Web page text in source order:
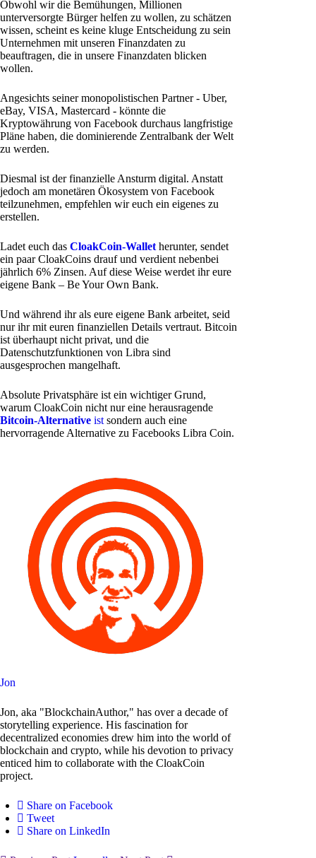
Obwohl wir die Bemühungen, Millionen
unterversorgte Bürger helfen zu wollen, zu schätzen
wissen, scheint es keine kluge Entscheidung zu sein
Unternehmen mit unseren Finanzdaten zu
beauftragen, die in unsere Finanzdaten blicken
wollen.
Angesichts seiner monopolistischen Partner - Uber,
eBay, VISA, Mastercard - könnte die
Kryptowährung von Facebook durchaus langfristige
Pläne haben, die dominierende Zentralbank der Welt
zu werden.
Diesmal ist der finanzielle Ansturm digital. Anstatt
jedoch am monetären Ökosystem von Facebook
teilzunehmen, empfehlen wir euch ein eigenes zu
erstellen.
Ladet euch das CloakCoin-Wallet herunter, sendet
ein paar CloakCoins drauf und verdient nebenbei
jährlich 6% Zinsen. Auf diese Weise werdet ihr eure
eigene Bank – Be Your Own Bank.
Und während ihr als eure eigene Bank arbeitet, seid
nur ihr mit euren finanziellen Details vertraut. Bitcoin
ist überhaupt nicht privat, und die
Datenschutzfunktionen von Libra sind
ausgesprochen mangelhaft.
Absolute Privatsphäre ist ein wichtiger Grund,
warum CloakCoin nicht nur eine herausragende
Bitcoin-Alternative ist sondern auch eine
hervorragende Alternative zu Facebooks Libra Coin.
Jon
Jon, aka "BlockchainAuthor," has over a decade of
storytelling experience. His fascination for
decentralized economies drew him into the world of
blockchain and crypto, while his devotion to privacy
enticed him to collaborate with the CloakCoin
project.
Share on Facebook
Tweet
Share on LinkedIn